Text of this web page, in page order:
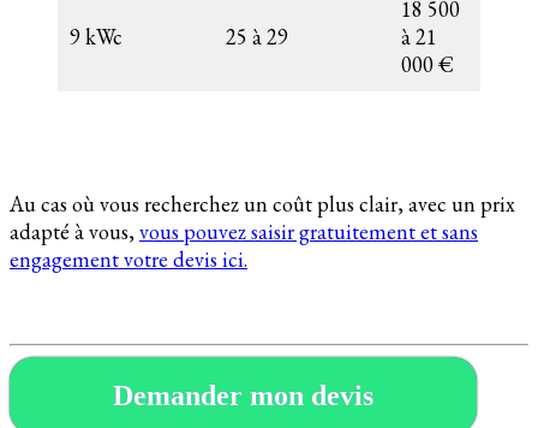
9 kWc 25 à 29
18 500
à 21
000 €
Au cas où vous recherchez un coût plus clair, avec un prix
adapté à vous,vous pouvez saisir gratuitement et sans
engagement votre devis ici.
Demander mon devis